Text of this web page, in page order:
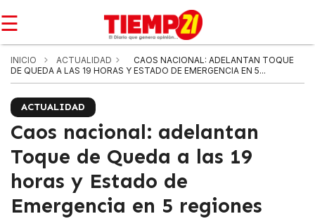
☰
INICIO ACTUALIDAD
CAOS NACIONAL: ADELANTAN TOQUE
DE QUEDA A LAS 19 HORAS Y ESTADO DE EMERGENCIA EN 5...
ACTUALIDAD
Caos nacional: adelantan
Toque de Queda a las 19
horas y Estado de
Emergencia en 5 regiones